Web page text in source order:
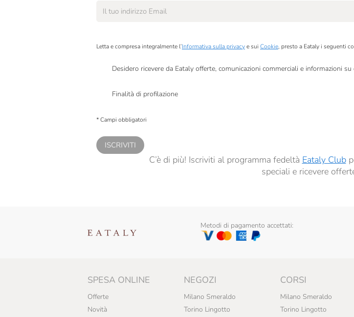
Sardegna
Toscana
Letta e compresa integralmente l’Informativa sulla privacye sui Cookie, presto a Eataly i seguenti
Desidero ricevere da Eataly offerte, comunicazioni commerciali e informazioni su
Finalità di profilazione
* Campi obbligatori
ISCRIVITI
C’è di più! Iscriviti al programma fedeltà Eataly Club
speciali e ricevere
Metodi di pagamento accettati:
SPESA ONLINE
Offerte
Novità
NEGOZI
Milano Smeraldo
Torino Lingotto
CORSI
Milano Smeraldo
Torino Lingotto